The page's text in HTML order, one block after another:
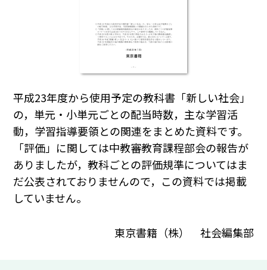
平成23年度から使用予定の教科書「新しい社会」
の，単元・小単元ごとの配当時数，主な学習活
動，学習指導要領との関連をまとめた資料です。
「評価」に関しては中教審教育課程部会の報告が
ありましたが，教科ごとの評価規準についてはま
だ公表されておりませんので，この資料では掲載
していません。
東京書籍（株） 社会編集部